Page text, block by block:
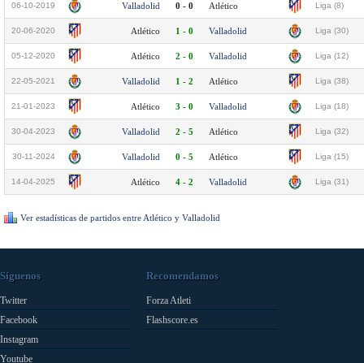
06-10-2019 Valladolid 0 - 0 Atlético Liga (8)
20-06-2020 Atlético 1 - 0 Valladolid Liga (30)
05-12-2020 Atlético 2 - 0 Valladolid Liga (12)
22-05-2021 Valladolid 1 - 2 Atlético Liga (38)
21-01-2023 Atlético 3 - 0 Valladolid Liga (18)
30-04-2023 Valladolid 2 - 5 Atlético Liga (32)
30-11-2024 Valladolid 0 - 5 Atlético Liga (15)
14-04-2025 Atlético 4 - 2 Valladolid Liga (31)
Ver estadísticas de partidos entre Atlético y Valladolid
Síguenos
Twitter
Facebook
Instagram
Youtube
Recomendamos
Forza Atleti
Flashscore.es